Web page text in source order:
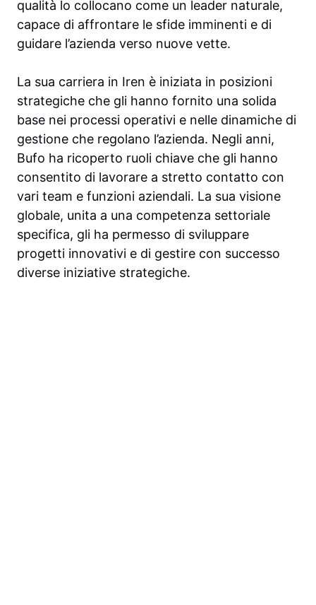
qualità lo collocano come un leader naturale,
capace di affrontare le sfide imminenti e di
guidare l’azienda verso nuove vette.
La sua carriera in Iren è iniziata in posizioni
strategiche che gli hanno fornito una solida
base nei processi operativi e nelle dinamiche di
gestione che regolano l’azienda. Negli anni,
Bufo ha ricoperto ruoli chiave che gli hanno
consentito di lavorare a stretto contatto con
vari team e funzioni aziendali. La sua visione
globale, unita a una competenza settoriale
specifica, gli ha permesso di sviluppare
progetti innovativi e di gestire con successo
diverse iniziative strategiche.